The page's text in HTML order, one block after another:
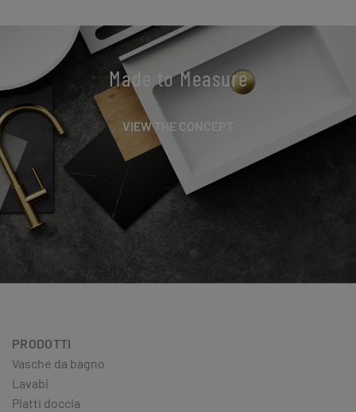
Made to Measure
VIEW THE CONCEPT
PRODOTTI
Vasche da bagno
Lavabi
Piatti doccia